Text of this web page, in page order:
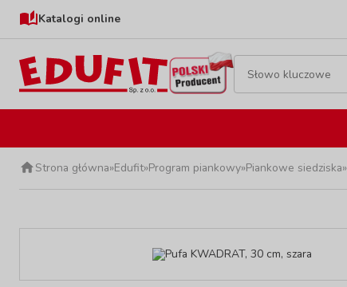
Katalogi online
Strona główna»Edufit»Program piankowy»Piankowe siedziska»